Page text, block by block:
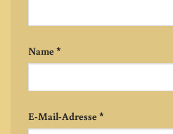
Name*
E-Mail-Adresse*